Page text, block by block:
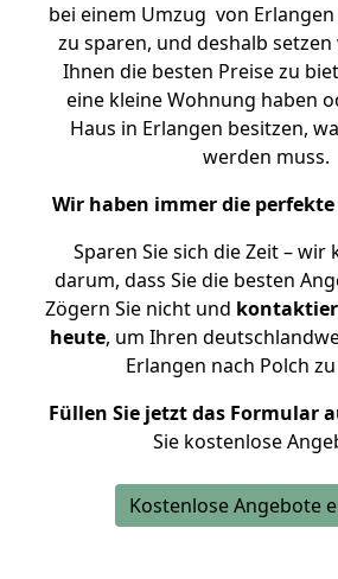
bei einem Umzug von Erlangen
zu sparen, und deshalb
Ihnen die besten Preise zu
eine kleine Wohnung haben
Haus in Erlangen besitzen,
werden muss.
Wir haben immer die
Sparen Sie sich die Zeit – wir
darum, dass Sie die besten
Zögern Sie nicht und
heute, um Ihren
Erlangen nach Polch
Füllen Sie jetzt das Formular
Sie kostenlose
Kostenlose Angebote